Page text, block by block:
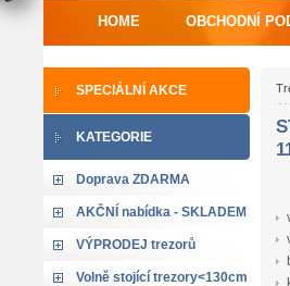
HOME OBCHODNÍ
SPECIÁLNÍ AKCE
KATEGORIE
Doprava ZDARMA
AKČNÍ nabídka - SKLADEM
VÝPRODEJ trezorů
Volně stojící trezory<130cm